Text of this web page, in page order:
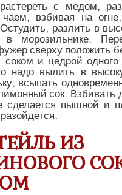
с медом,
чаем, взбивая на
разлить в
в морозильнике.
сверху положить
соком и цедрой
надо вылить в
всыпать
сок. Взбивать
сделается пышной и
ИЗ